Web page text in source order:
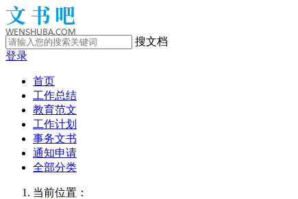
搜文档
登录
首页
工作总结
教育范文
工作计划
事务文书
通知申请
全部分类
当前位置：